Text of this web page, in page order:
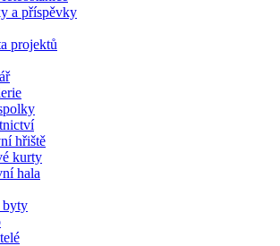
a příspěvky
projektů
hřiště
kurty
hala
byty